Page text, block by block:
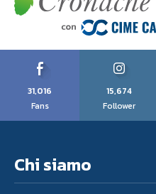
31,016
Fans
15,674
Follower
Chi siamo